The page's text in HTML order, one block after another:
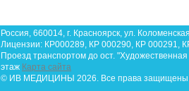
Россия, 660014, г. Красноярск, ул.
Лицензии: КР000289, КР 000290, КР 000291,
Проезд транспортом до ост.
этаж Карта сайта
© ИВ МЕДИЦИНЫ 2026. Все права